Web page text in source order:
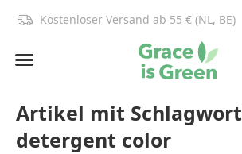
Kostenloser Versand ab 55 € (NL, BE)
Artikel mit Schlagwort
detergent color